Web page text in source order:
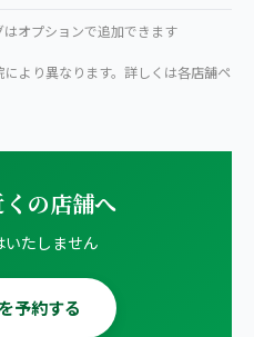
オプションで追加できます
より異なります。詳しくは各店舗ペ
の店舗へ
たしません
予約する